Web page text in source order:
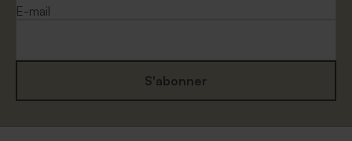
E-mail
S'abonner